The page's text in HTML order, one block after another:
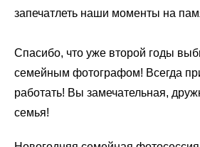
запечатлеть наши моменты на
Спасибо, что уже второй годы
семейным фотографом! Всегда
работать! Вы замечательная,
семья!